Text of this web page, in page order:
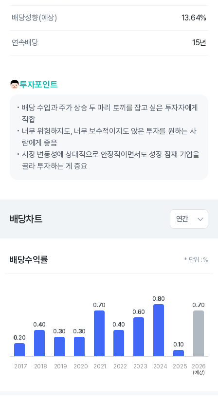
배당성향(예상) 13.64%
연속배당 15년
투자포인트
배당 수입과 주가 상승 두 마리 토끼를 잡고 싶은 투자자에게
적합
너무 위험하지도, 너무 보수적이지도 않은 투자를 원하는 사
람에게 좋음
시장 변동성에 상대적으로 안정적이면서도 성장 잠재 기업을
골라 투자하는 게 중요
배당차트 연간
배당수익률 * 단위 : %
View as data table, Chart
The chart has 1 X axis displaying categories.
The chart has 1 Y axis displaying values. Data ranges from 0.1
0.20
0.20
0.40
0.40
0.30
0.30 0.30
0.30
0.70
0.70
0.40
0.40
0.60
0.60
0.80
0.80
0.10
0.10
0.70
0.70
2017 2018 2019 2020 2021 2022 2023 2024 2025 2026
(예상)